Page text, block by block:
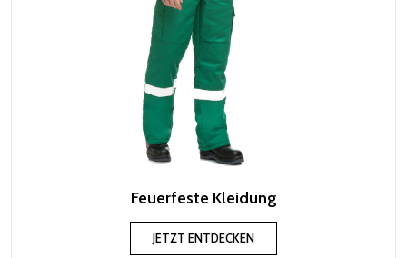
Feuerfeste Kleidung
JETZT ENTDECKEN